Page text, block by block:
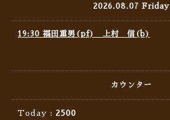
2026.08.07 Friday
19:30 福田重男(pf) 上村 信(b)
カウンター
Today : 2500